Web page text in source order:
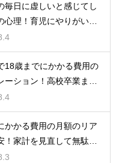
毎日に虚しいと感じてし
心理！育児にやりがいを
自分自身の人生も豊かに
めの考え方
18歳までにかかる費用の
ーション！高校卒業まで
金を賢く準備して経済的
解消する
かかる費用の月額のリア
！家計を見直して無駄な
えながら無理なく育児を